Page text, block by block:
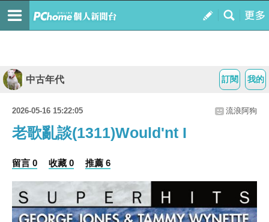
我的
訂閱
中古年代
2026-05-16 15:22:05 流浪阿狗
老歌亂談(1311)Would'nt I
留言 0 收藏 0 推薦 6